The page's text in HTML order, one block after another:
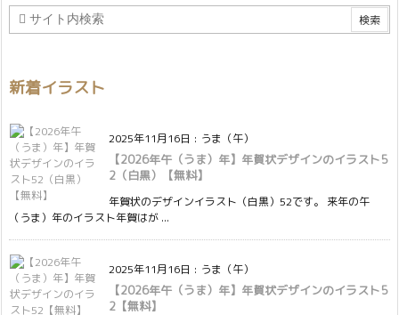
新着イラスト
2025年11月16日 : うま（午）
【2026年午（うま）年】年賀状デザインのイラスト5
2（白黒）【無料】
年賀状のデザインイラスト（白黒）52です。 来年の午
（うま）年のイラスト年賀はが ...
2025年11月16日 : うま（午）
【2026年午（うま）年】年賀状デザインのイラスト5
2【無料】